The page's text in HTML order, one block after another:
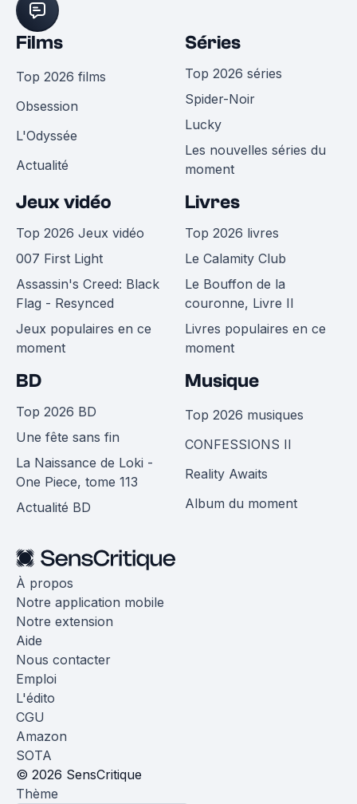
Films
Top 2026 films
Obsession
L'Odyssée
Actualité
Séries
Top 2026 séries
Spider-Noir
Lucky
Les nouvelles séries du
moment
Jeux vidéo
Top 2026 Jeux vidéo
007 First Light
Assassin's Creed: Black
Flag - Resynced
Jeux populaires en ce
moment
Livres
Top 2026 livres
Le Calamity Club
Le Bouffon de la
couronne, Livre II
Livres populaires en ce
moment
BD
Top 2026 BD
Une fête sans fin
La Naissance de Loki -
One Piece, tome 113
Actualité BD
Musique
Top 2026 musiques
CONFESSIONS II
Reality Awaits
Album du moment
À propos
Notre application mobile
Notre extension
Aide
Nous contacter
Emploi
L'édito
CGU
Amazon
SOTA
© 2026 SensCritique
Thème